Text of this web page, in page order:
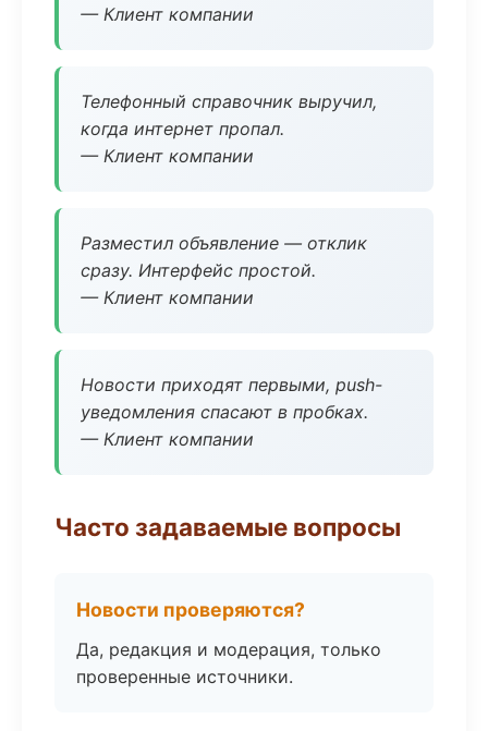
— Клиент компании
Телефонный справочник выручил,
когда интернет пропал.
— Клиент компании
Разместил объявление — отклик
сразу. Интерфейс простой.
— Клиент компании
Новости приходят первыми, push-
уведомления спасают в пробках.
— Клиент компании
Часто задаваемые вопросы
Новости проверяются?
Да, редакция и модерация, только
проверенные источники.